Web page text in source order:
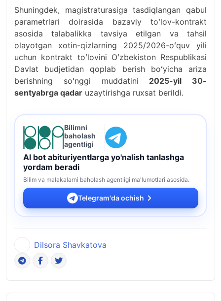
Shuningdek, magistraturasiga tasdiqlangan qabul
parametrlari doirasida bazaviy toʻlov-kontrakt
asosida talabalikka tavsiya etilgan va tahsil
olayotgan xotin-qizlarning 2025/2026-oʻquv yili
uchun kontrakt toʻlovini Oʻzbekiston Respublikasi
Davlat budjetidan qoplab berish boʻyicha ariza
berishning soʻnggi muddatini 2025-yil 30-
sentyabrga qadar uzaytirishga ruxsat berildi.
Bilimni
baholash
agentligi
AI bot abituriyentlarga yo'nalish tanlashga
yordam beradi
Bilim va malakalarni baholash agentligi ma'lumotlari asosida.
Telegram'da ochish
Dilsora Shavkatova